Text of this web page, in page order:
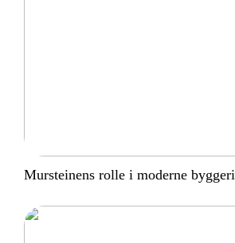
Mursteinens rolle i moderne byggeri